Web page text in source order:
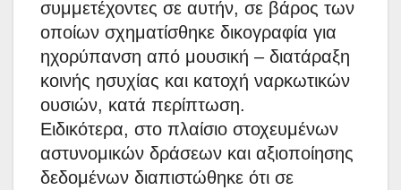
συμμετέχοντες σε αυτήν, σε βάρος των
οποίων σχηματίσθηκε δικογραφία για
ηχορύπανση από μουσική – διατάραξη
κοινής ησυχίας και κατοχή ναρκωτικών
ουσιών, κατά περίπτωση.
Ειδικότερα, στο πλαίσιο στοχευμένων
αστυνομικών δράσεων και αξιοποίησης
δεδομένων διαπιστώθηκε ότι σε